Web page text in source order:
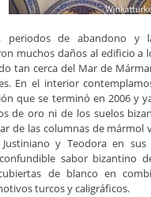
periodos de abandono y
muchos daños al edificio a
tan cerca del Mar de
En el interior
que se terminó en 2006 y
de oro ni de los suelos
de las columnas de mármol
y Teodora en sus
sabor bizantino
de blanco en
turcos y caligráficos.